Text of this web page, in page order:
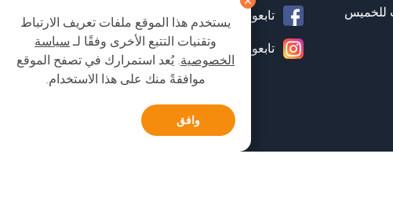
تابعونا على صفحة الفيسبوك
تابعونا على انستغرام
يستخدم هذا الموقع ملفات تعريف الارتباط
وتقنيات التتبع الأخرى وفقًا لـسياسة
الخصوصية. يُعد استمرارك في تصفح الموقع
موافقةً منك على هذا الاستخدام.
وافق